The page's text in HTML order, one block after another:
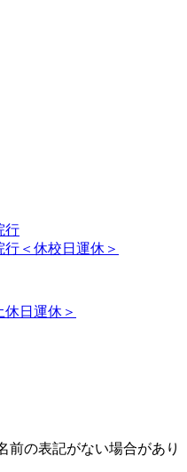
行
＜休校日運休＞
日運休＞
の表記がない場合があり